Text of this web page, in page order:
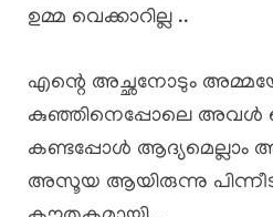
ഉമ്മ വെക്കാറില്ല ..
എന്റെ അച്ഛനോടും
കുഞ്ഞിനെപ്പോലെ അവൾ
കണ്ടപ്പോൾ ആദ്യമെല്ലാം
അസൂയ ആയിരുന്നു